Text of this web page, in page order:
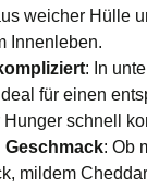
weicher Hülle
Innenleben.
: In
für einen
schnell
Geschmack: Ob
mildem